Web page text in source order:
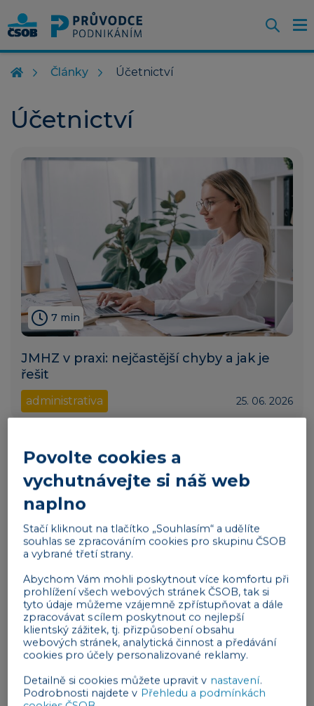
Články Účetnictví
Účetnictví
7 min
JMHZ v praxi: nejčastější chyby a jak je
řešit
administrativa 25. 06. 2026
4 min
Vše, co potřebujete vědět o dobrovolné
registraci k DPH
finance 09. 06. 2026
Povolte cookies a
vychutnávejte si náš web
naplno
Stačí kliknout na tlačítko „Souhlasím“ a udělíte
souhlas se zpracováním cookies pro skupinu ČSOB
a vybrané třetí strany.
Abychom Vám mohli poskytnout více komfortu při
prohlížení všech webových stránek ČSOB, tak si
tyto údaje můžeme vzájemně zpřístupňovat a dále
zpracovávat s cílem poskytnout co nejlepší
klientský zážitek, tj. přizpůsobení obsahu
webových stránek, analytická činnost a předávání
cookies pro účely personalizované reklamy.
Detailně si cookies můžete upravit v nastavení.
Podrobnosti najdete v Přehledu a podmínkách